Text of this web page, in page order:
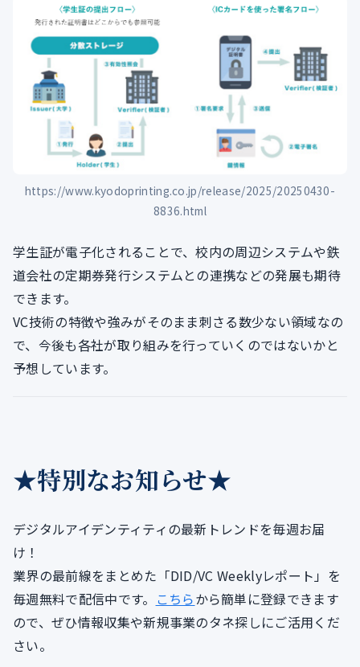
https://www.kyodoprinting.co.jp/release/2025/20250430-
8836.html
学生証が電子化されることで、校内の周辺システムや鉄
道会社の定期券発行システムとの連携などの発展も期待
できます。
VC技術の特徴や強みがそのまま刺さる数少ない領域なの
で、今後も各社が取り組みを行っていくのではないかと
予想しています。
★特別なお知らせ★
デジタルアイデンティティの最新トレンドを毎週お届
け！
業界の最前線をまとめた「DID/VC Weeklyレポート」を
毎週無料で配信中です。 こちらから簡単に登録できます
ので、ぜひ情報収集や新規事業のタネ探しにご活用くだ
さい。